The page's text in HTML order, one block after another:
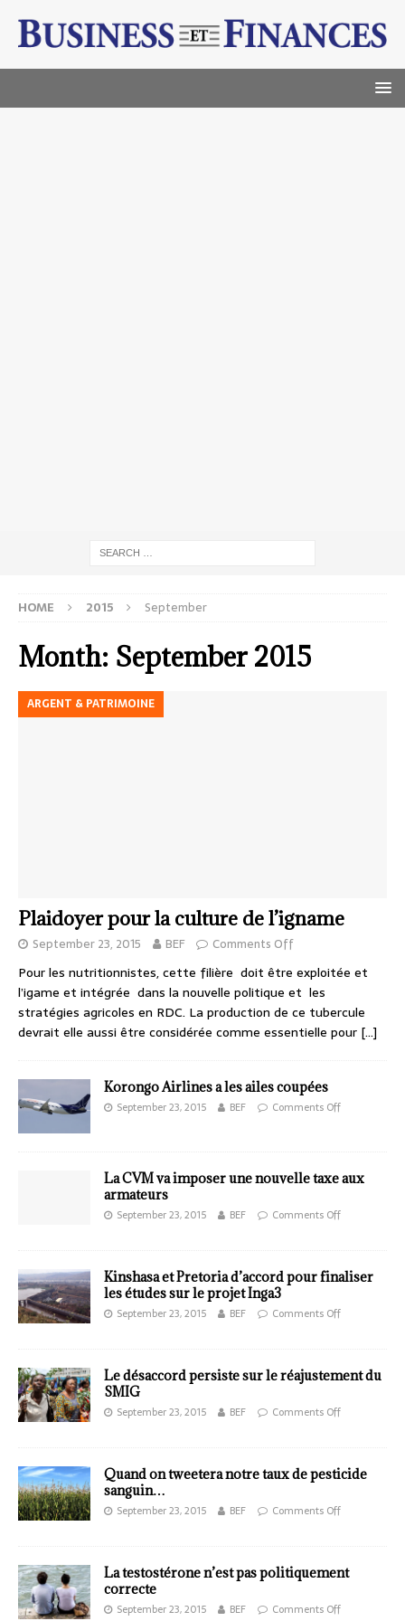
HOME 2015 September
Month: September 2015
ARGENT & PATRIMOINE
Plaidoyer pour la culture de l’igname
September 23, 2015 BEF Comments Off
Pour les nutritionnistes, cette filière doit être exploitée et
l’igame et intégrée dans la nouvelle politique et les
stratégies agricoles en RDC. La production de ce tubercule
devrait elle aussi être considérée comme essentielle pour […]
Korongo Airlines a les ailes coupées
September 23, 2015 BEF Comments Off
La CVM va imposer une nouvelle taxe aux
armateurs
September 23, 2015 BEF Comments Off
Kinshasa et Pretoria d’accord pour finaliser
les études sur le projet Inga3
September 23, 2015 BEF Comments Off
Le désaccord persiste sur le réajustement du
SMIG
September 23, 2015 BEF Comments Off
Quand on tweetera notre taux de pesticide
sanguin…
September 23, 2015 BEF Comments Off
La testostérone n’est pas politiquement
correcte
September 23, 2015 BEF Comments Off